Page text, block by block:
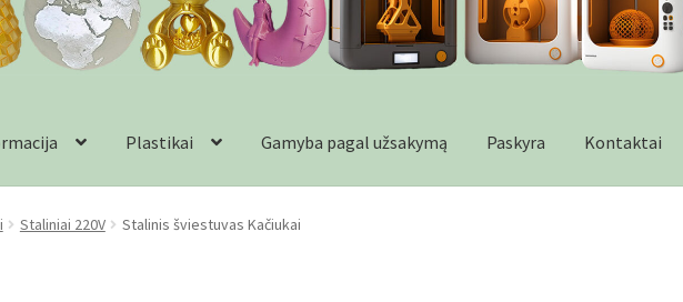
Plastikai Gamyba pagal užsakymą Paskyra Kontaktai
pagal užsakymą Informacija Kontaktai
Staliniai 220V Stalinis šviestuvas Kačiukai